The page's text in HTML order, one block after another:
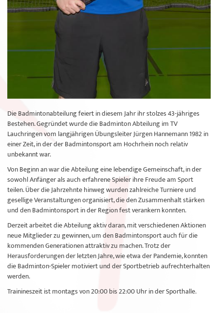
Die Badmintonabteilung feiert in diesem Jahr ihr stolzes 43-jähriges
Bestehen. Gegründet wurde die Badminton Abteilung im TV
Lauchringen vom langjährigen Übungsleiter Jürgen Hannemann 1982 in
einer Zeit, in der der Badmintonsport am Hochrhein noch relativ
unbekannt war.
Von Beginn an war die Abteilung eine lebendige Gemeinschaft, in der
sowohl Anfänger als auch erfahrene Spieler ihre Freude am Sport
teilen. Über die Jahrzehnte hinweg wurden zahlreiche Turniere und
gesellige Veranstaltungen organisiert, die den Zusammenhalt stärken
und den Badmintonsport in der Region fest verankern konnten.
Derzeit arbeitet die Abteilung aktiv daran, mit verschiedenen Aktionen
neue Mitglieder zu gewinnen, um den Badmintonsport auch für die
kommenden Generationen attraktiv zu machen. Trotz der
Herausforderungen der letzten Jahre, wie etwa der Pandemie, konnten
die Badminton-Spieler motiviert und der Sportbetrieb aufrechterhalten
werden.
Trainineszeit ist montags von 20:00 bis 22:00 Uhr in der Sporthalle.